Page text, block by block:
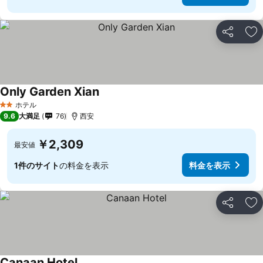
シェア お
2 ホテルのランク
ホテル
Only Garden Xian料金を表示
9.6 大満足 76 西安
最安値 ￥2,309
1件のサイトの料金を表示 料金を表示
シェア お